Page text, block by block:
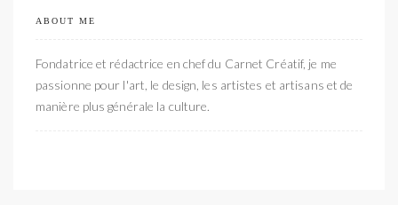
ABOUT ME
Fondatrice et rédactrice en chef du Carnet Créatif, je me
passionne pour l'art, le design, les artistes et artisans et de
manière plus générale la culture.